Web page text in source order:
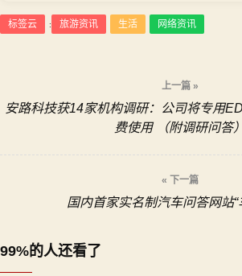
标签云 : 旅游资讯 生活 网络资讯
章
上一篇 »
安路科技获14家机构调研：公司将专用
费使用 （附调研问答）
« 下一篇
国内首家实名制汽车问答网站“
99%的人还看了